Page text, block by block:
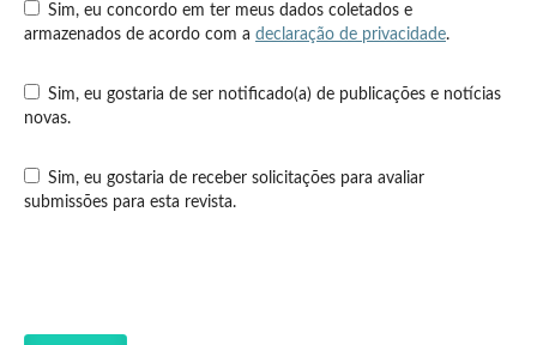
Sim, eu concordo em ter meus dados coletados e
armazenados de acordo com a declaração de privacidade.
Sim, eu gostaria de ser notificado(a) de publicações e notícias
novas.
Sim, eu gostaria de receber solicitações para avaliar
submissões para esta revista.